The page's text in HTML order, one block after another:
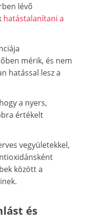
lévő
hatástalanítani a
mérik, és nem
hatással lesz a
a nyers,
értékelt
vegyületekkel,
között a
és